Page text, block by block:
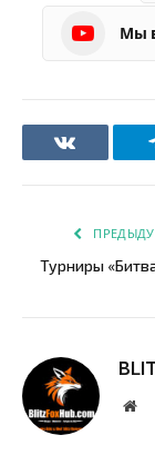
Мы
VKontakte
Турниры